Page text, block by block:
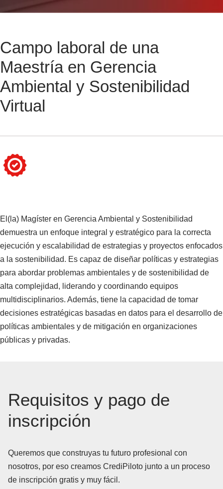
Campo laboral de una
Maestría en Gerencia
Ambiental y Sostenibilidad
Virtual
El(la) Magíster en Gerencia Ambiental y Sostenibilidad
demuestra un enfoque integral y estratégico para la correcta
ejecución y escalabilidad de estrategias y proyectos enfocados
a la sostenibilidad. Es capaz de diseñar políticas y estrategias
para abordar problemas ambientales y de sostenibilidad de
alta complejidad, liderando y coordinando equipos
multidisciplinarios. Además, tiene la capacidad de tomar
decisiones estratégicas basadas en datos para el desarrollo de
políticas ambientales y de mitigación en organizaciones
públicas y privadas.
Requisitos y pago de
inscripción
Queremos que construyas tu futuro profesional con
nosotros, por eso creamos CrediPiloto junto a un proceso
de inscripción gratis y muy fácil.